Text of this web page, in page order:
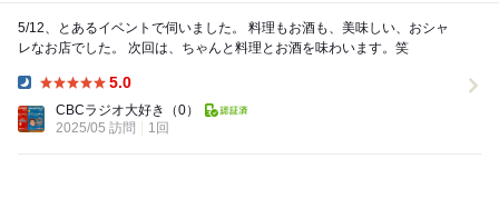
5/12、とあるイベントで伺いました。 料理もお酒も、美味しい、おシャ
レなお店でした。 次回は、ちゃんと料理とお酒を味わいます。笑
5.0
CBCラジオ大好き
（0）
2025/05 訪問
1回